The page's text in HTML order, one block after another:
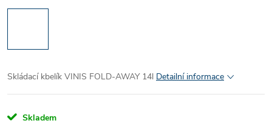
Skládací kbelík VINIS FOLD-AWAY 14l Detailní informace
Skladem